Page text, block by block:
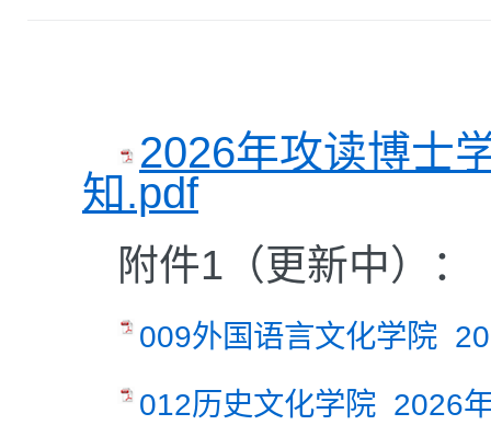
2026年攻读博士
知.pdf
附件1（更新中）：
009外国语言文化学院
012历史文化学院 2026